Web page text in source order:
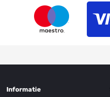
Informatie